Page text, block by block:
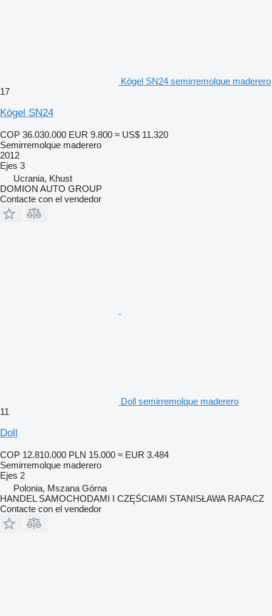
Kögel SN24 semirremolque maderero
17
Kögel SN24
COP 36.030.000 EUR 9.800 ≈ US$ 11.320
Semirremolque maderero
2012
Ejes 3
Ucrania, Khust
DOMION AUTO GROUP
Contacte con el vendedor
Doll semirremolque maderero
11
Doll
COP 12.810.000 PLN 15.000 ≈ EUR 3.484
Semirremolque maderero
Ejes 2
Polonia, Mszana Górna
HANDEL SAMOCHODAMI I CZĘŚCIAMI STANISŁAWA RAPACZ
Contacte con el vendedor